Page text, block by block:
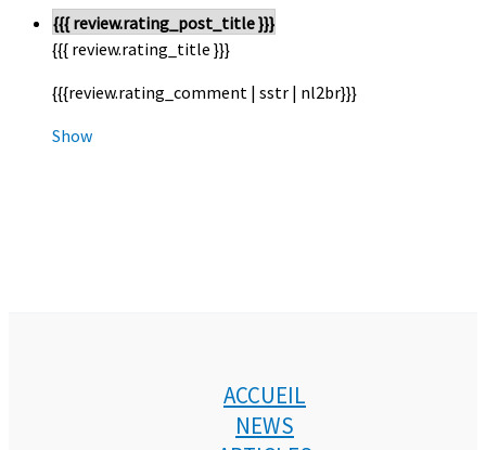
{{{ review.rating_post_title }}}
{{{ review.rating_title }}}
{{{review.rating_comment | sstr | nl2br}}}
Show
ACCUEIL
NEWS